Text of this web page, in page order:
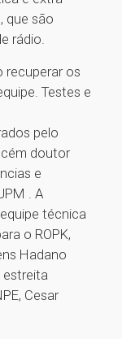
que são
rádio.
recuperar os
Testes e
pelo
doutor
e
. A
técnica
o ROPK,
Hadano
estreita
Cesar